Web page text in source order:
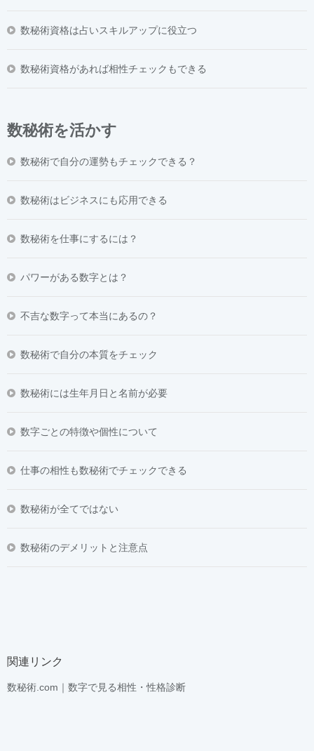
数秘術資格は占いスキルアップに役立つ
数秘術資格があれば相性チェックもできる
数秘術を活かす
数秘術で自分の運勢もチェックできる？
数秘術はビジネスにも応用できる
数秘術を仕事にするには？
パワーがある数字とは？
不吉な数字って本当にあるの？
数秘術で自分の本質をチェック
数秘術には生年月日と名前が必要
数字ごとの特徴や個性について
仕事の相性も数秘術でチェックできる
数秘術が全てではない
数秘術のデメリットと注意点
関連リンク
数秘術.com｜数字で見る相性・性格診断